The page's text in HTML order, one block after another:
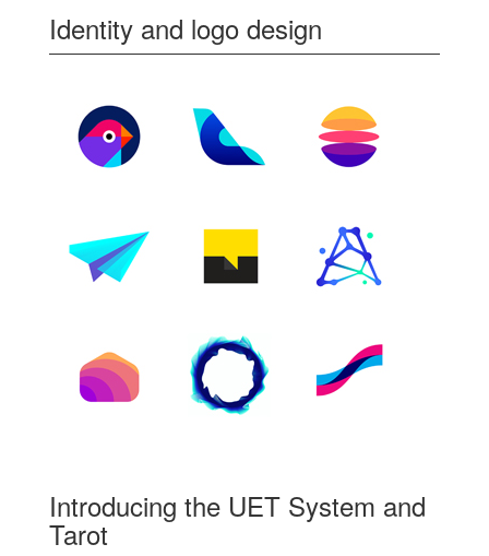
Identity and logo design
Introducing the UET System and
Tarot